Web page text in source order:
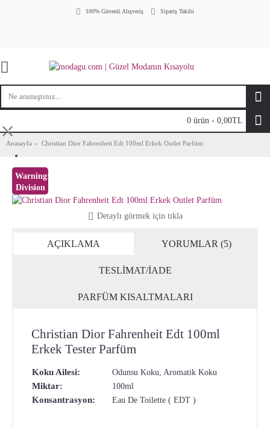
100% Güvenli Alışveriş Sipariş Takibi
⤬
0 ürün - 0,00TL
Anasayfa Christian Dior Fahrenheit Edt 100ml Erkek Outlet Parfüm
Warning:
Division
by zero
/home/modaguc1/public_html/vqmod/vqcache/vq2-
Detaylı görmek için tıkla
AÇIKLAMA YORUMLAR (5)
TESLİMAT/İADE
PARFÜM KISALTMALARI
Christian Dior Fahrenheit Edt 100ml
Erkek Tester Parfüm
Koku Ailesi: Odunsu Koku, Aromatik Koku
Miktar: 100ml
Konsantrasyon: Eau De Toilette ( EDT )